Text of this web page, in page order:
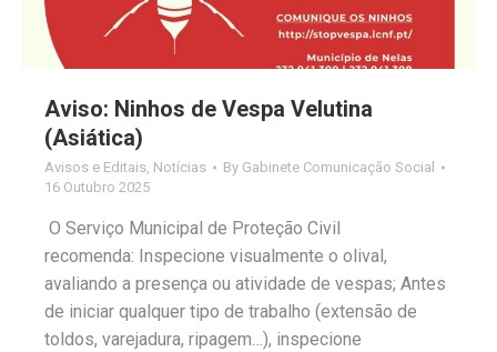
Aviso: Ninhos de Vespa Velutina
(Asiática)
Avisos e Editais, Notícias By Gabinete Comunicação Social
16 Outubro 2025
O Serviço Municipal de Proteção Civil
recomenda: Inspecione visualmente o olival,
avaliando a presença ou atividade de vespas; Antes
de iniciar qualquer tipo de trabalho (extensão de
toldos, varejadura, ripagem…), inspecione